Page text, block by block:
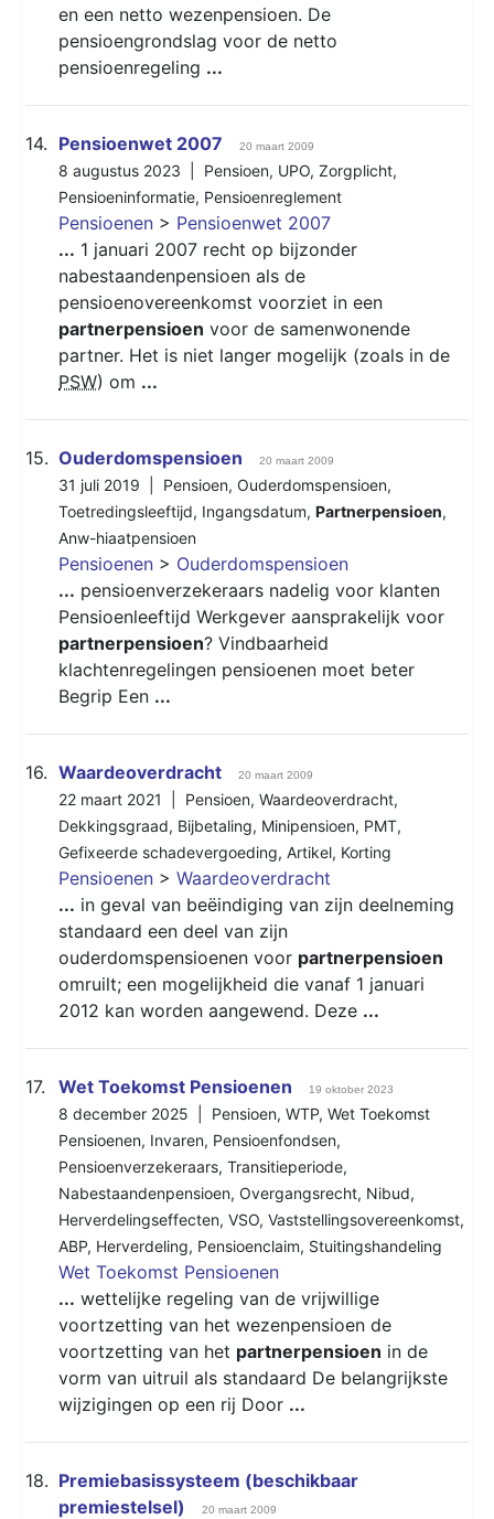
en een netto wezenpensioen. De
pensioengrondslag voor de netto
pensioenregeling ...
14. Pensioenwet 2007 20 maart 2009
8 augustus 2023 | Pensioen, UPO, Zorgplicht,
Pensioeninformatie, Pensioenreglement
Pensioenen > Pensioenwet 2007
... 1 januari 2007 recht op bijzonder
nabestaandenpensioen als de
pensioenovereenkomst voorziet in een
partnerpensioen voor de samenwonende
partner. Het is niet langer mogelijk (zoals in de
PSW) om ...
15. Ouderdomspensioen 20 maart 2009
31 juli 2019 | Pensioen, Ouderdomspensioen,
Toetredingsleeftijd, Ingangsdatum, Partnerpensioen,
Anw-hiaatpensioen
Pensioenen > Ouderdomspensioen
... pensioenverzekeraars nadelig voor klanten
Pensioenleeftijd Werkgever aansprakelijk voor
partnerpensioen? Vindbaarheid
klachtenregelingen pensioenen moet beter
Begrip Een ...
16. Waardeoverdracht 20 maart 2009
22 maart 2021 | Pensioen, Waardeoverdracht,
Dekkingsgraad, Bijbetaling, Minipensioen, PMT,
Gefixeerde schadevergoeding, Artikel, Korting
Pensioenen > Waardeoverdracht
... in geval van beëindiging van zijn deelneming
standaard een deel van zijn
ouderdomspensioenen voor partnerpensioen
omruilt; een mogelijkheid die vanaf 1 januari
2012 kan worden aangewend. Deze ...
17. Wet Toekomst Pensioenen 19 oktober 2023
8 december 2025 | Pensioen, WTP, Wet Toekomst
Pensioenen, Invaren, Pensioenfondsen,
Pensioenverzekeraars, Transitieperiode,
Nabestaandenpensioen, Overgangsrecht, Nibud,
Herverdelingseffecten, VSO, Vaststellingsovereenkomst,
ABP, Herverdeling, Pensioenclaim, Stuitingshandeling
Wet Toekomst Pensioenen
... wettelijke regeling van de vrijwillige
voortzetting van het wezenpensioen de
voortzetting van het partnerpensioen in de
vorm van uitruil als standaard De belangrijkste
wijzigingen op een rij Door ...
18. Premiebasissysteem (beschikbaar
premiestelsel)
20 maart 2009